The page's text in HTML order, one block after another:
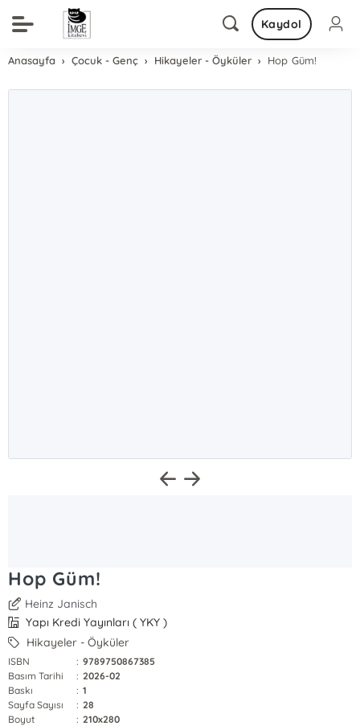
Kaydol
Anasayfa Çocuk - Genç Hikayeler - Öyküler Hop Güm!
Hop Güm!
Heinz Janisch
Yapı Kredi Yayınları ( YKY )
Hikayeler - Öyküler
ISBN : 9789750867385
Basım Tarihi
: 2026-02
Baskı
: 1
Sayfa Sayısı
: 28
Boyut
: 210x280